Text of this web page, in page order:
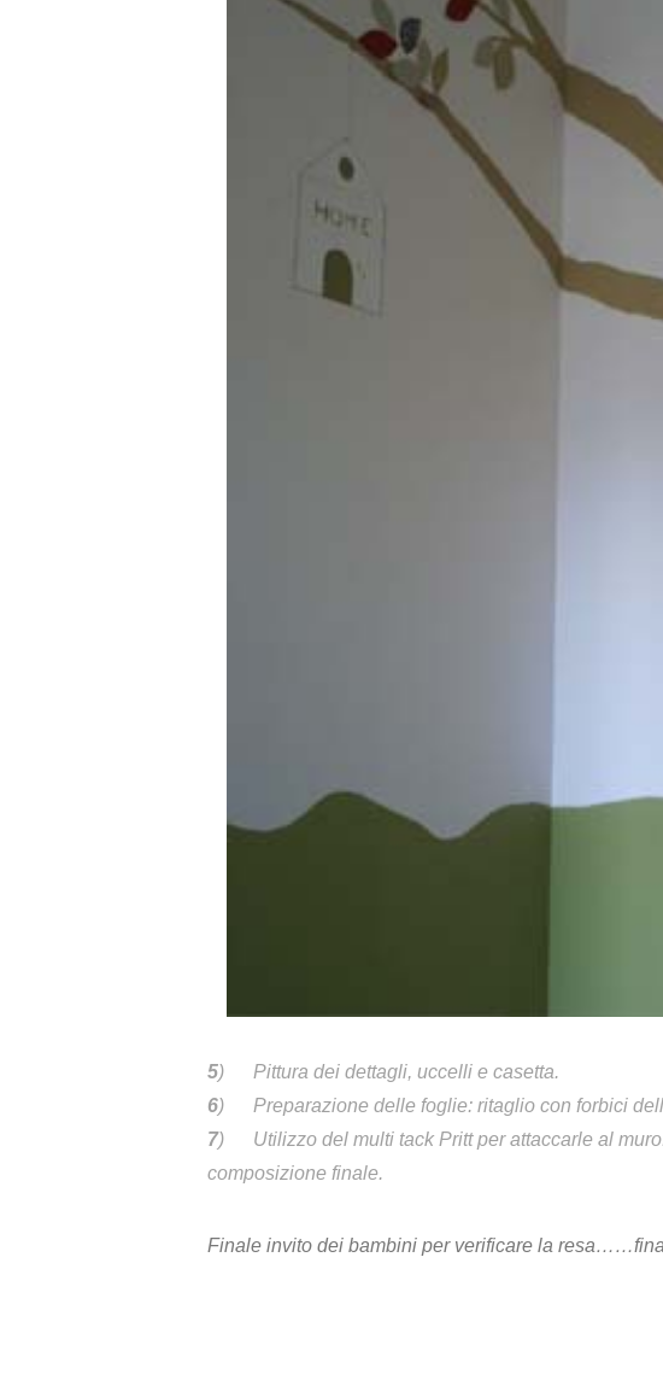
5) Pittura dei dettagli, uccelli e casetta.
6) Preparazione delle foglie: ritaglio con forbici
7) Utilizzo del multi tack Pritt per attaccarle al
composizione finale.
Finale invito dei bambini per verificare la